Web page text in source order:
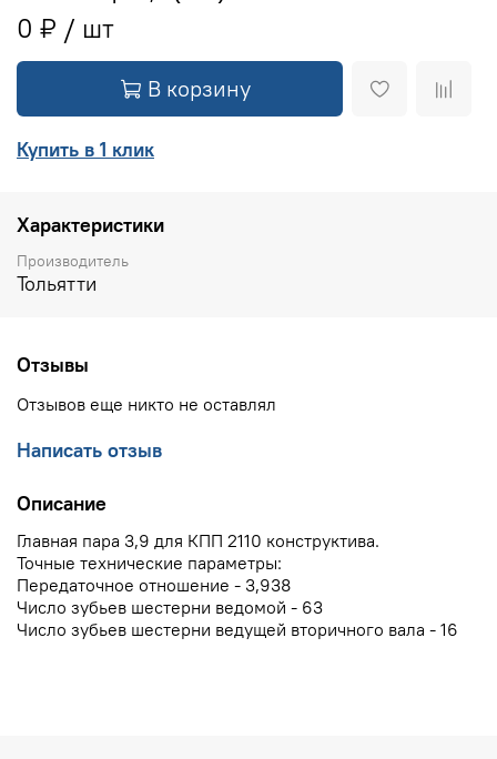
0 ₽
В корзину
Купить в 1 клик
Характеристики
Производитель
Тольятти
Отзывы
Отзывов еще никто не оставлял
Написать отзыв
Описание
Главная пара 3,9 для КПП 2110 конструктива.
Точные технические параметры:
Передаточное отношение - 3,938
Число зубьев шестерни ведомой - 63
Число зубьев шестерни ведущей вторичного вала - 16